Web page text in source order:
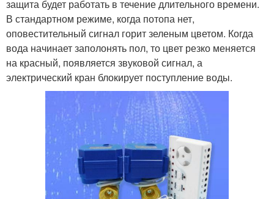
защита будет работать в течение длительного времени.
В стандартном режиме, когда потопа нет,
оповестительный сигнал горит зеленым цветом. Когда
вода начинает заполонять пол, то цвет резко меняется
на красный, появляется звуковой сигнал, а
электрический кран блокирует поступление воды.